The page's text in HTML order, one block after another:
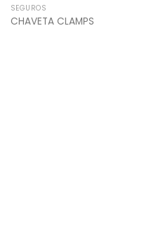
SEGUROS
CHAVETA CLAMPS